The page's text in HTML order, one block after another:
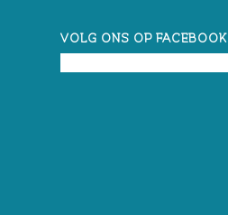
VOLG ONS OP FACEBOOK